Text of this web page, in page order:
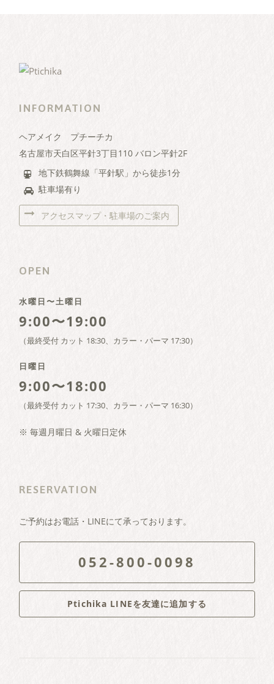
INFORMATION
ヘアメイク プチーチカ
名古屋市天白区平針3丁目110 バロン平針2F
地下鉄鶴舞線「平針駅」から徒歩1分
駐車場有り
アクセスマップ・駐車場のご案内
OPEN
水曜日〜土曜日
9:00〜19:00
（最終受付 カット 18:30、カラー・パーマ 17:30）
日曜日
9:00〜18:00
（最終受付 カット 17:30、カラー・パーマ 16:30）
※ 毎週月曜日 & 火曜日定休
RESERVATION
ご予約はお電話・LINEにて承っております。
052-800-0098
Ptichika LINEを友達に追加する